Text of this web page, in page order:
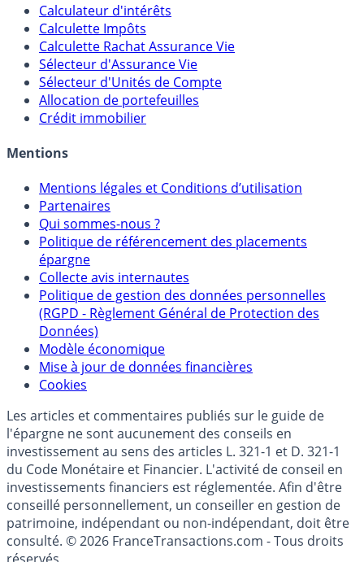
Calculateur d'intérêts
Calculette Impôts
Calculette Rachat Assurance Vie
Sélecteur d'Assurance Vie
Sélecteur d'Unités de Compte
Allocation de portefeuilles
Crédit immobilier
Mentions
Mentions légales et Conditions d’utilisation
Partenaires
Qui sommes-nous ?
Politique de référencement des placements
épargne
Collecte avis internautes
Politique de gestion des données personnelles
(RGPD - Règlement Général de Protection des
Données)
Modèle économique
Mise à jour de données financières
Cookies
Les articles et commentaires publiés sur le guide de
l'épargne ne sont aucunement des conseils en
investissement au sens des articles L. 321-1 et D. 321-1
du Code Monétaire et Financier. L'activité de conseil en
investissements financiers est réglementée. Afin d'être
conseillé personnellement, un conseiller en gestion de
patrimoine, indépendant ou non-indépendant, doit être
consulté. © 2026 FranceTransactions.com - Tous droits